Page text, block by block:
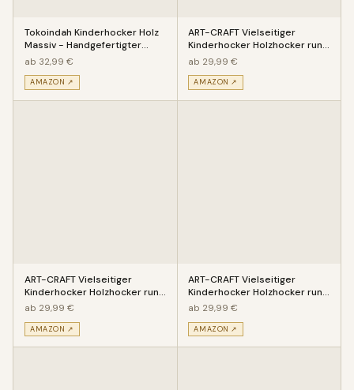
Tokoindah Kinderhocker Holz
Massiv - Handgefertigter
Kinderstuhl mit eingeschitz
ab 32,99 €
AMAZON ↗
ART-CRAFT Vielseitiger
Kinderhocker Holzhocker rund
aus Massivholz Tiermotiv Sch
ab 29,99 €
AMAZON ↗
ART-CRAFT Vielseitiger
Kinderhocker Holzhocker rund
aus Massivholz Tiermotiv Kat
ab 29,99 €
AMAZON ↗
ART-CRAFT Vielseitiger
Kinderhocker Holzhocker rund
aus Massivholz Tiermotiv Mau
ab 29,99 €
AMAZON ↗